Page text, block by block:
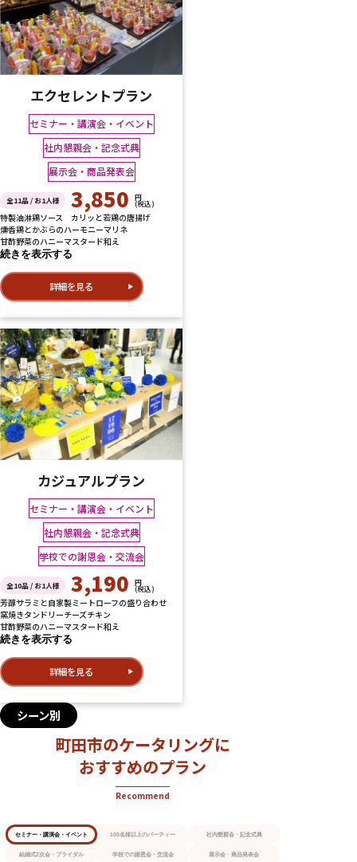
エクセレントプラン
セミナー・講演会・イベント
社内懇親会・記念式典
展示会・商品発表会
全11品 / お1人様 3,850 円
(税込)
特製油淋鶏ソース カリッと若鶏の唐揚げ
燻香鶏とかぶらのハーモニーマリネ
甘酢野菜のハニーマスタード和え
続きを表示する
詳細を見る
カジュアルプラン
セミナー・講演会・イベント
社内懇親会・記念式典
学校での謝恩会・交流会
全10品 / お1人様 3,190 円
(税込)
芳醇サラミと自家製ミートローフの盛り合わせ
窯焼きタンドリーチーズチキン
甘酢野菜のハニーマスタード和え
続きを表示する
詳細を見る
シーン別
町田市のケータリングに
おすすめのプラン
Recommend
セミナー・講演会・イベント 100名様以上のパーティー 社内懇親会・記念式典
結婚式2次会・ブライダル 学校での謝恩会・交流会 展示会・商品発表会